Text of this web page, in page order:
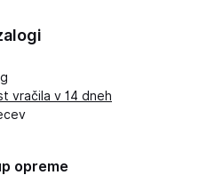
vračila v 14 dneh
opreme